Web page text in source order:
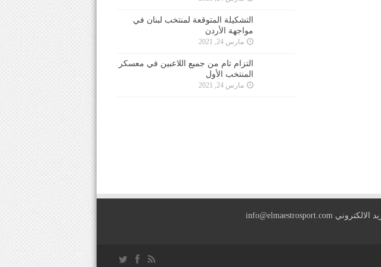
التشكيلة المتوقعة لمنتخب لبنان في
مواجهة الأردن
مارس 24, 2021
التزام تام من جميع اللاعبين في معسكر
المنتخب الأول
مارس 24, 2021
info@elmaestrosport.com